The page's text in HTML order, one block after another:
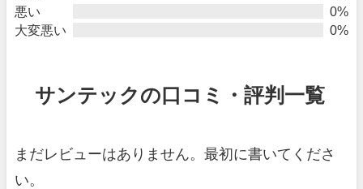
悪い
0%
大変悪い
0%
サンテックの口コミ・評判一覧
まだレビューはありません。最初に書いてくださ
い。